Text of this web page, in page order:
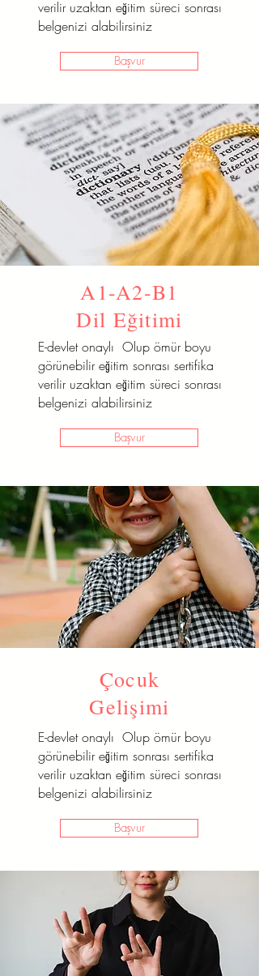
verilir uzaktan eğitim süreci sonrası
belgenizi alabilirsiniz
Başvur
A1-A2-B1
Dil Eğitimi
E-devlet onaylı Olup ömür boyu
görünebilir eğitim sonrası sertifika
verilir uzaktan eğitim süreci sonrası
belgenizi alabilirsiniz
Başvur
Çocuk
Gelişimi
E-devlet onaylı Olup ömür boyu
görünebilir eğitim sonrası sertifika
verilir uzaktan eğitim süreci sonrası
belgenizi alabilirsiniz
Başvur